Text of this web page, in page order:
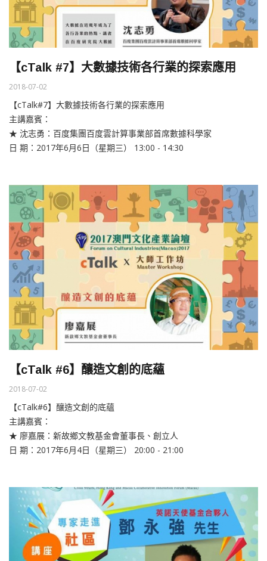
【cTalk #7】大數據技術各行業的探索應用
2018-07-02
【cTalk#7】大數據技術各行業的探索應用
主講嘉賓：
★ 沈志勇：百度集團百度雲計算事業部首席數據科學家
日 期：2017年6月6日（星期三） 13:00 - 14:30
【cTalk #6】釀造文創的底蘊
2018-07-02
【cTalk#6】釀造文創的底蘊
主講嘉賓：
★ 廖嘉展：新故鄉文教基金會董事長、創立人
日 期：2017年6月4日（星期三） 20:00 - 21:00